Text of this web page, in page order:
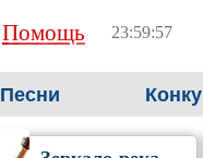
Помощь 23:59:57
Песни